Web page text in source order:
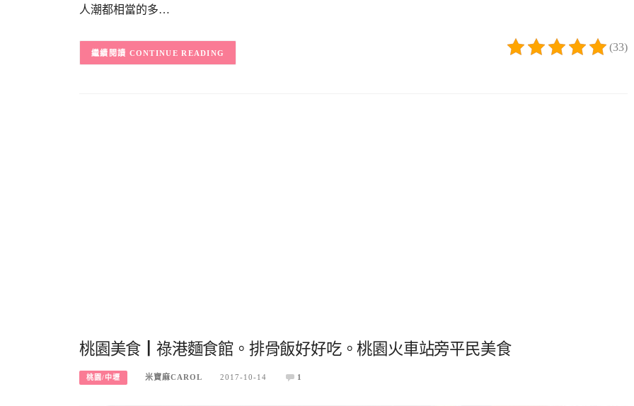
人潮都相當的多…
(33)
CONTINUE READING
桃園美食┃祿港麵食館。排骨飯好好吃。桃園火車站旁平民美食
桃園/中壢 米寶麻CAROL 2017-10-14 1